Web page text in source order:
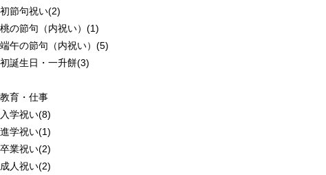
初節句祝い(2)
桃の節句（内祝い）(1)
端午の節句（内祝い）(5)
初誕生日・一升餅(3)
教育・仕事
入学祝い(8)
進学祝い(1)
卒業祝い(2)
成人祝い(2)